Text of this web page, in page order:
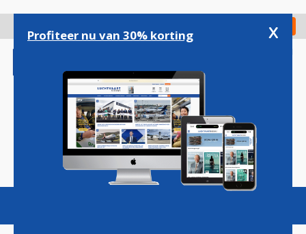
gaan
Check in
Magazine Podcasts Vacatures
Profiteer nu van 30% korting x